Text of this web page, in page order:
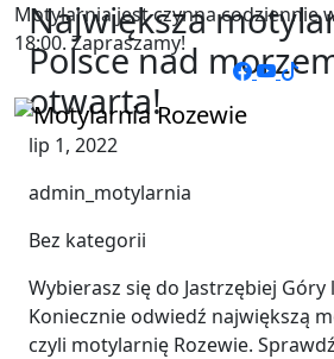
Motylarnia jest czynna codziennie
18:00. Zapraszamy!
Największa
Polsce nad
otwarta!
lip 1, 2022
admin_motylarnia
Bez kategorii
Wybierasz się do Jastrzębiej Góry
Koniecznie odwiedź największą
czyli motylarnię Rozewie.